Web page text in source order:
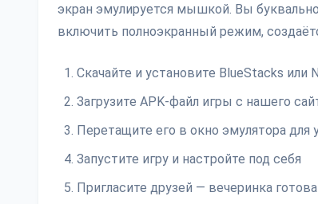
экран эмулируется мышкой. Вы
включить полноэкранный режим,
Скачайте и установите BlueStacks или
Загрузите APK-файл игры с нашего
Перетащите его в окно эмулятора для
Запустите игру и настройте под себя
Пригласите друзей — вечеринка готова